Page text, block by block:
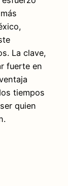
La clave,
fuerte en
tiempos
quien